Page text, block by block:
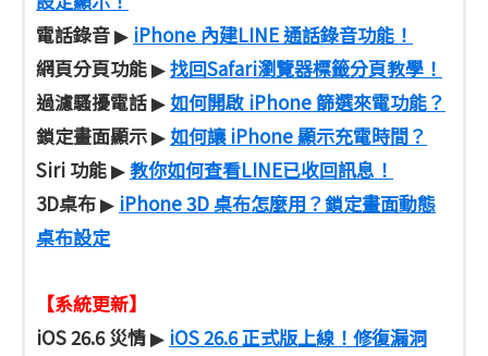
電話錄音▶ iPhone 內建LINE 通話錄音功能！
網頁分頁功能▶找回Safari瀏覽器標籤分頁教學！
過濾騷擾電話▶如何開啟 iPhone 篩選來電功能？
鎖定畫面顯示▶如何讓 iPhone 顯示充電時間？
Siri 功能▶教你如何查看LINE已收回訊息！
3D桌布▶ iPhone 3D 桌布怎麼用？鎖定畫面動態
桌布設定
【系統更新】
iOS 26.6 災情▶ iOS 26.6 正式版上線！修復漏洞